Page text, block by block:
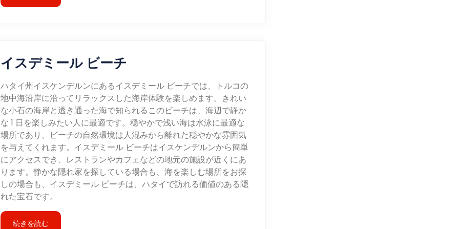
イスデミール ビーチ
ハタイ州イスケンデルンにあるイスデミール ビーチでは、トルコの
地中海沿岸に沿ってリラックスした海岸体験を楽しめます。きれい
な小石の海岸と透き通った海で知られるこのビーチは、海辺で静か
な 1 日を楽しみたい人に最適です。穏やかで浅い海は水泳に最適な
場所であり、ビーチの自然環境は人混みから離れた穏やかな雰囲気
を与えてくれます。イスデミール ビーチはイスケンデルンから簡単
にアクセスでき、レストランやカフェなどの地元の施設が近くにあ
ります。静かな隠れ家を探している場合も、海を楽しむ場所をお探
しの場合も、イスデミール ビーチは、ハタイで訪れる価値のある隠
れた宝石です。
続きを読む